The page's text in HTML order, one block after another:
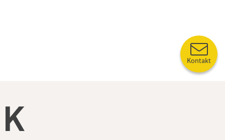
Kompetansebroen
Kontakt